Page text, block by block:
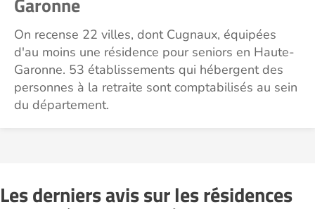
On recense 22 villes, dont Cugnaux, équipées
d'au moins une résidence pour seniors en Haute-
Garonne. 53 établissements qui hébergent des
personnes à la retraite sont comptabilisés au sein
du département.
Les derniers avis sur les résidences